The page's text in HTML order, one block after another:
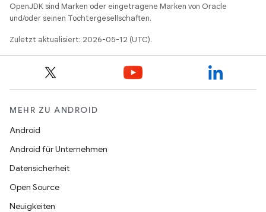
OpenJDK sind Marken oder eingetragene Marken von Oracle
und/oder seinen Tochtergesellschaften.
Zuletzt aktualisiert: 2026-05-12 (UTC).
MEHR ZU ANDROID
Android
Android für Unternehmen
Datensicherheit
Open Source
Neuigkeiten